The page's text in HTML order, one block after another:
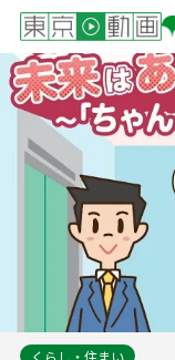
くらし・住まい